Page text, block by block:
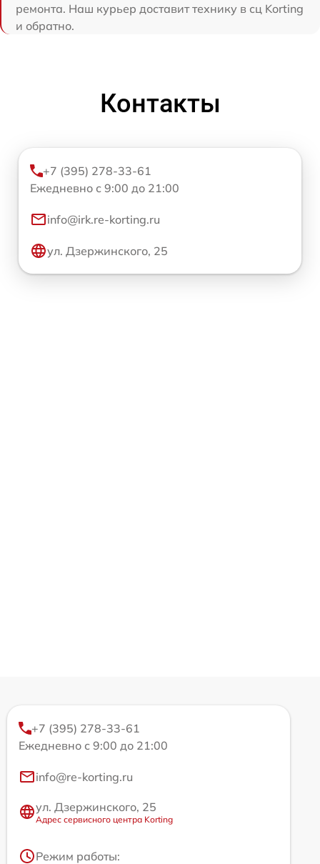
ремонта. Наш курьер доставит технику в сц Korting
и обратно.
Контакты
+7 (395) 278-33-61
Ежедневно с 9:00 до 21:00
info@irk.re-korting.ru
ул. Дзержинского, 25
+7 (395) 278-33-61
Ежедневно с 9:00 до 21:00
info@re-korting.ru
ул. Дзержинского, 25
Адрес сервисного центра Korting
Режим работы: